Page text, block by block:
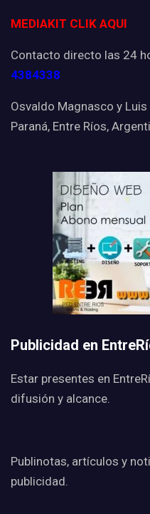
MEDIAKIT CLIK AQUI
Contacto directo las 24
4384338
Osvaldo Magnasco y Luis
Paraná, Entre Ríos,
Publicidad en
Estar presentes en
difusión y alcance.
Publinotas, artículos y
publicidad.